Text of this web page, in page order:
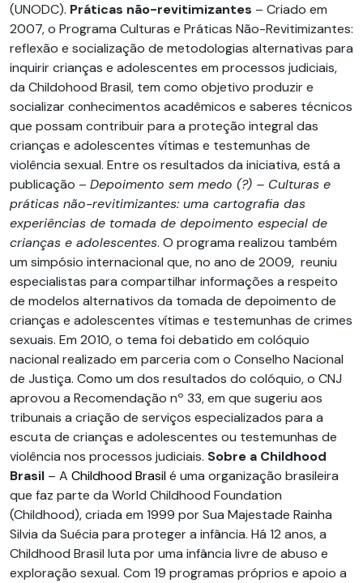
(UNODC). Práticas não-revitimizantes – Criado em
2007, o Programa Culturas e Práticas Não-Revitimizantes:
reflexão e socialização de metodologias alternativas para
inquirir crianças e adolescentes em processos judiciais,
da Childohood Brasil, tem como objetivo produzir e
socializar conhecimentos acadêmicos e saberes técnicos
que possam contribuir para a proteção integral das
crianças e adolescentes vítimas e testemunhas de
violência sexual. Entre os resultados da iniciativa, está a
publicação – Depoimento sem medo (?) – Culturas e
práticas não-revitimizantes: uma cartografia das
experiências de tomada de depoimento especial de
crianças e adolescentes. O programa realizou também
um simpósio internacional que, no ano de 2009, reuniu
especialistas para compartilhar informações a respeito
de modelos alternativos da tomada de depoimento de
crianças e adolescentes vítimas e testemunhas de crimes
sexuais. Em 2010, o tema foi debatido em colóquio
nacional realizado em parceria com o Conselho Nacional
de Justiça. Como um dos resultados do colóquio, o CNJ
aprovou a Recomendação nº 33, em que sugeriu aos
tribunais a criação de serviços especializados para a
escuta de crianças e adolescentes ou testemunhas de
violência nos processos judiciais. Sobre a Childhood
Brasil – A Childhood Brasilé uma organização brasileira
que faz parte da World Childhood Foundation
(Childhood), criada em 1999 por Sua Majestade Rainha
Silvia da Suécia para proteger a infância. Há 12 anos, a
Childhood Brasil luta por uma infância livre de abuso e
exploração sexual. Com 19 programas próprios e apoio a